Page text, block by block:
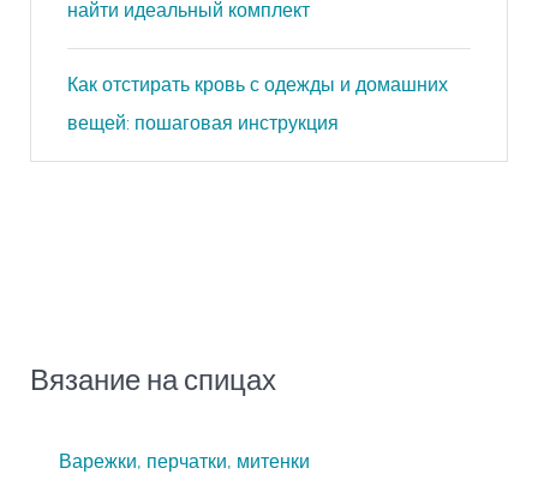
найти идеальный комплект
Как отстирать кровь с одежды и домашних
вещей: пошаговая инструкция
Вязание на спицах
Варежки, перчатки, митенки